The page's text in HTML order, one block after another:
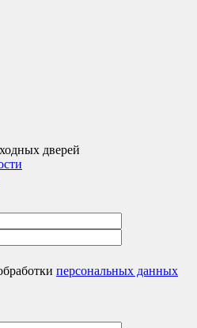
дверей
персональных данных